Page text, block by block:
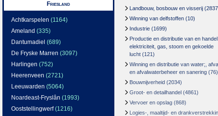
Friesland
Achtkarspelen (1164)
Ameland (335)
Dantumadiel (689)
De Fryske Marren (3097)
Harlingen (752)
Heerenveen (2721)
Leeuwarden (5064)
Noardeast-Fryslân (1993)
Ooststellingwerf(1216)
Landbouw, bosbouw en visserij
Winning van delfstoffen (10)
Industrie (1699)
Productie en distributie van en
elektriciteit, gas, stoom en gekoelde
lucht (121)
Winning en distributie van water;,
en afvalwaterbeheer en sanering (76)
Bouwnijverheid (2034)
Groot- en detailhandel (4861)
Vervoer en opslag (868)
Logies-, maaltijd- en